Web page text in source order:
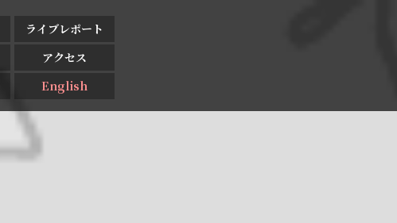
ライブレポート
アクセス
English